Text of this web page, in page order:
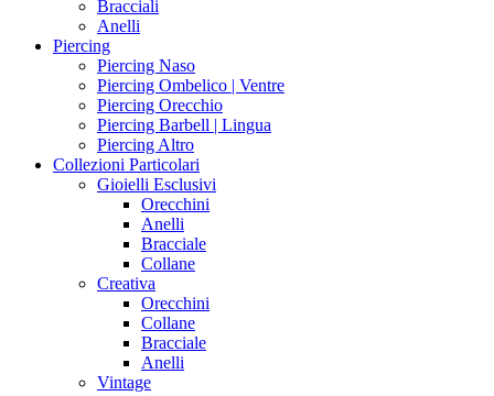
Bracciali
Anelli
Piercing
Piercing Naso
Piercing Ombelico | Ventre
Piercing Orecchio
Piercing Barbell | Lingua
Piercing Altro
Collezioni Particolari
Gioielli Esclusivi
Orecchini
Anelli
Bracciale
Collane
Creativa
Orecchini
Collane
Bracciale
Anelli
Vintage